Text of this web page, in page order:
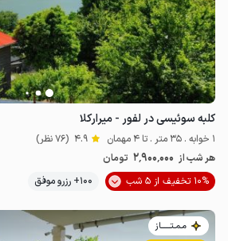
کلبه سوئیسی در لفور - میرارکلا
1 خوابه . 35 متر . تا 4 مهمان 4.9 (76 نظر)
هر شب از 2٬900٬000 تومان
10% تخفیف از 5 شب
100+ رزرو موفق
مـمـتــــــاز